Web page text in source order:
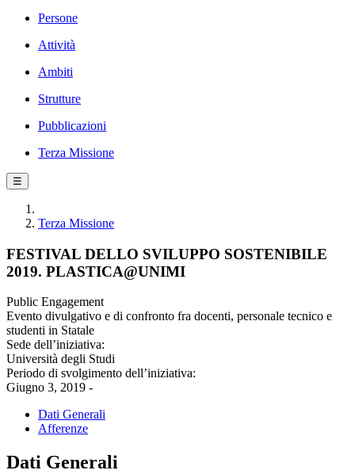
Persone
Attività
Ambiti
Strutture
Pubblicazioni
Terza Missione
☰
Terza Missione
FESTIVAL DELLO SVILUPPO SOSTENIBILE
2019. PLASTICA@UNIMI
Public Engagement
Evento divulgativo e di confronto fra docenti, personale tecnico e
studenti in Statale
Sede dell’iniziativa:
Università degli Studi
Periodo di svolgimento dell’iniziativa:
Giugno 3, 2019 -
Dati Generali
Afferenze
Dati Generali